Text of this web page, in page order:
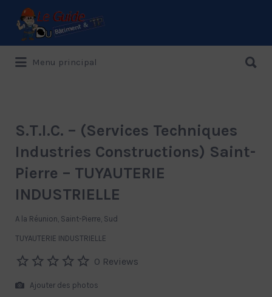
Le Guide de référence depuis 1995
Rechercher:
Menu principal
S.T.I.C. – (Services Techniques
Industries Constructions) Saint-
Pierre – TUYAUTERIE
INDUSTRIELLE
A la Réunion, Saint-Pierre, Sud
TUYAUTERIE INDUSTRIELLE
0 Reviews
Ajouter des photos